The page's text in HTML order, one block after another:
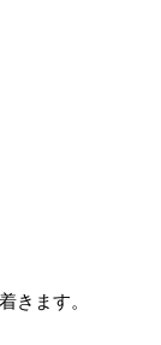
きます。